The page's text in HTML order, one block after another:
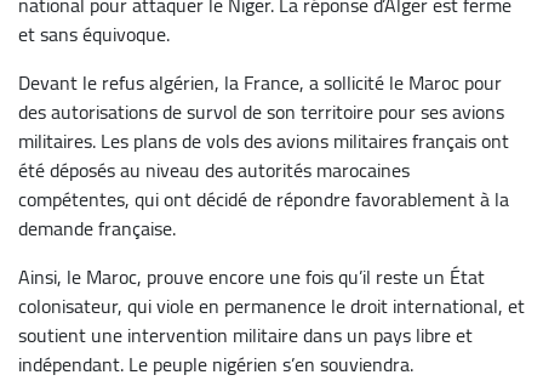
et sans équivoque.
Devant le refus algérien, la France, a sollicité le Maroc pour
des autorisations de survol de son territoire pour ses avions
militaires. Les plans de vols des avions militaires français ont
été déposés au niveau des autorités marocaines
compétentes, qui ont décidé de répondre favorablement à la
demande française.
Ainsi, le Maroc, prouve encore une fois qu’il reste un État
colonisateur, qui viole en permanence le droit international, et
soutient une intervention militaire dans un pays libre et
indépendant. Le peuple nigérien s’en souviendra.